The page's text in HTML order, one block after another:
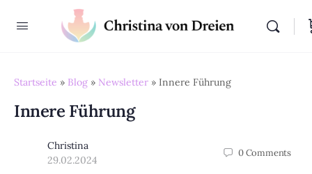
Startseite » Blog » Newsletter » Innere Führung
Innere Führung
Christina
29.02.2024
0Comments